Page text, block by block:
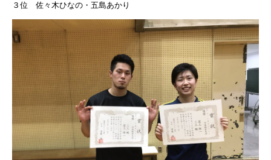
３位 佐々木ひなの・五島あかり